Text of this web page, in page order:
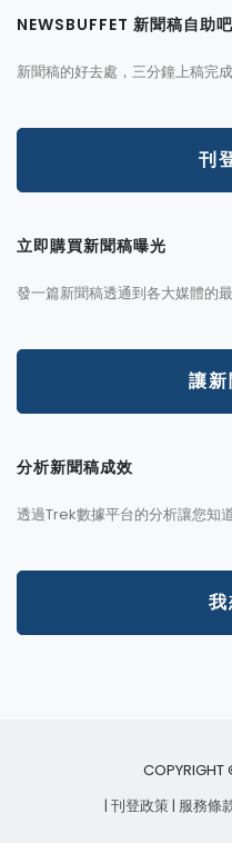
NEWSBUFFET 新聞稿自助吧
新聞稿的好去處，三分鐘上稿完
刊
立即購買新聞稿曝光
發一篇新聞稿透通到各大媒體的
讓
分析新聞稿成效
透過Trek數據平台的分析讓您知
| 刊登政策| 服務條